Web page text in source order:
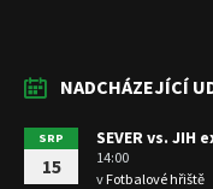
NADCHÁZEJÍCÍ
SRP
15
SEVER vs.
14:00
vFotbalové hřiště